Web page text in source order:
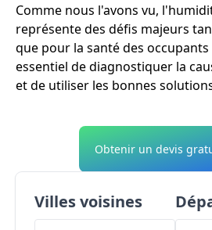
Comme nous l'avons vu,
représente des défis majeurs
que pour la santé des
essentiel de diagnostiquer la
et de utiliser les bonnes
Obtenir un devis
Villes voisines